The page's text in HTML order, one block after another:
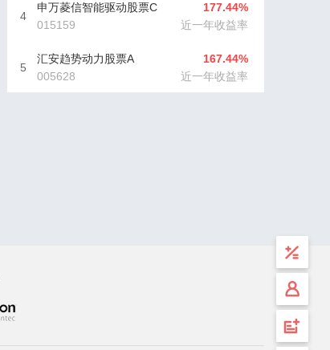
申万菱信智能驱动股票C
015159
177.44%
近一年收益率
4
汇安趋势动力股票A
005628
167.44%
近一年收益率
5
工具
登录